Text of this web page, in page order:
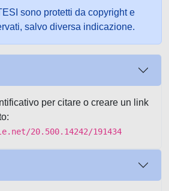
sono protetti da copyright e
salvo diversa indicazione.
per citare o creare un link
20.500.14242/191434